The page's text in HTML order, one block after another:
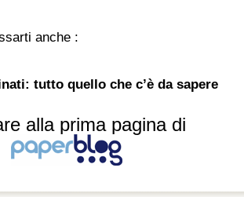
anche :
tutto quello che c’è da sapere
alla prima pagina di